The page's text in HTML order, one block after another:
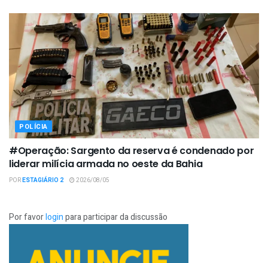
POLÍCIA
#Operação: Sargento da reserva é condenado por
liderar milícia armada no oeste da Bahia
PORESTAGIÁRIO 2 2026/08/05
Por favorloginpara participar da discussão